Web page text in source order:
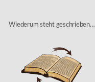
Wiederum steht geschrieben…